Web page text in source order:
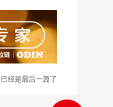
已经是最后一篇了